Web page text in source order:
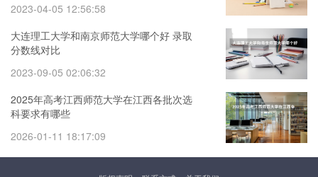
2023-04-05 12:56:58
大连理工大学和南京师范大学哪个好 录取
分数线对比
2023-09-05 02:06:32
2025年高考江西师范大学在江西各批次选
科要求有哪些
2026-01-11 18:17:09